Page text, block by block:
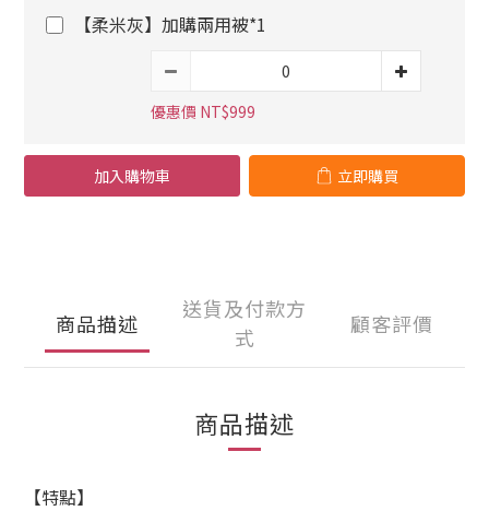
【柔米灰】加購兩用被*1
優惠價 NT$999
加入購物車 立即購買
商品描述
送貨及付款方
式
顧客評價
商品描述
【特點】